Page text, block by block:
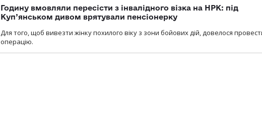
Годину вмовляли пересісти з інвалідного візка на НРК: під
Куп’янськом дивом врятували пенсіонерку
Для того, щоб вивезти жінку похилого віку з зони бойових дій, довелося
операцію.